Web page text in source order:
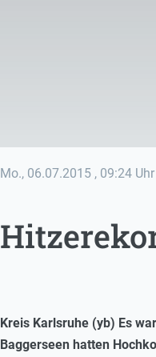
Mo., 06.07.2015 , 09:24 Uhr
Kreis Karlsruhe (yb) Es
Baggerseen hatten